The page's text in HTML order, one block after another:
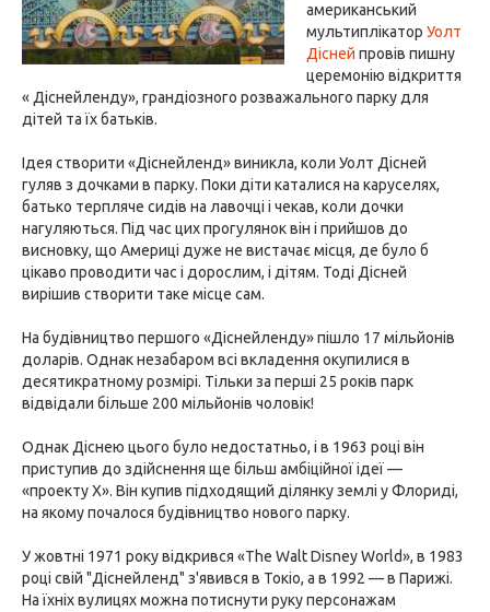
американський
мультиплікатор Уолт
Дісней провів пишну
церемонію відкриття
« Діснейленду», грандіозного розважального парку для
дітей та їх батьків.
Ідея створити «Діснейленд» виникла, коли Уолт Дісней
гуляв з дочками в парку. Поки діти каталися на каруселях,
батько терпляче сидів на лавочці і чекав, коли дочки
нагуляються. Під час цих прогулянок він і прийшов до
висновку, що Америці дуже не вистачає місця, де було б
цікаво проводити час і дорослим, і дітям. Тоді Дісней
вирішив створити таке місце сам.
На будівництво першого «Діснейленду» пішло 17 мільйонів
доларів. Однак незабаром всі вкладення окупилися в
десятикратному розмірі. Тільки за перші 25 років парк
відвідали більше 200 мільйонів чоловік!
Однак Діснею цього було недостатньо, і в 1963 році він
приступив до здійснення ще більш амбіційної ідеї —
«проекту Х». Він купив підходящий ділянку землі у Флориді,
на якому почалося будівництво нового парку.
У жовтні 1971 року відкрився «The Walt Disney World», в 1983
році свій "Діснейленд" з'явився в Токіо, а в 1992 — в Парижі.
На їхніх вулицях можна потиснути руку персонажам